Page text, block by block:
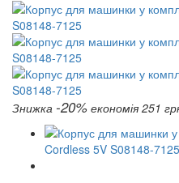
Знижка -20% економія 251